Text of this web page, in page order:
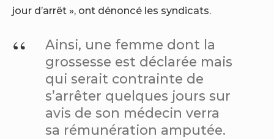
jour d’arrêt », ont dénoncé les syndicats.
Ainsi, une femme dont la
grossesse est déclarée mais
qui serait contrainte de
s’arrêter quelques jours sur
avis de son médecin verra
sa rémunération amputée.